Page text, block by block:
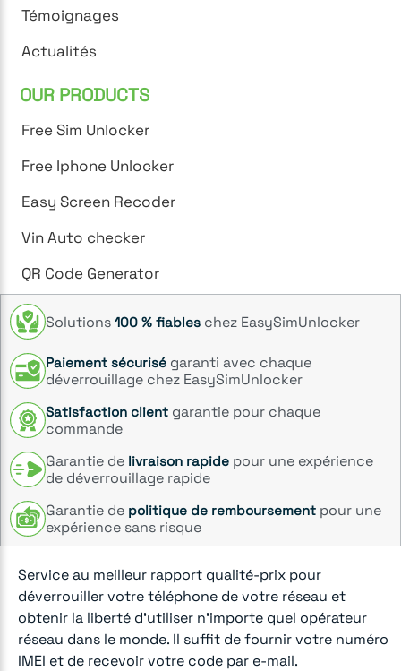
Témoignages
Actualités
OUR PRODUCTS
Free Sim Unlocker
Free Iphone Unlocker
Easy Screen Recoder
Vin Auto checker
QR Code Generator
Solutions 100 % fiables chez EasySimUnlocker
Paiement sécurisé garanti avec chaque
déverrouillage chez EasySimUnlocker
Satisfaction client garantie pour chaque
commande
Garantie de livraison rapide pour une expérience
de déverrouillage rapide
Garantie de politique de remboursement pour une
expérience sans risque
Service au meilleur rapport qualité-prix pour
déverrouiller votre téléphone de votre réseau et
obtenir la liberté d'utiliser n'importe quel opérateur
réseau dans le monde. Il suffit de fournir votre numéro
IMEI et de recevoir votre code par e-mail.